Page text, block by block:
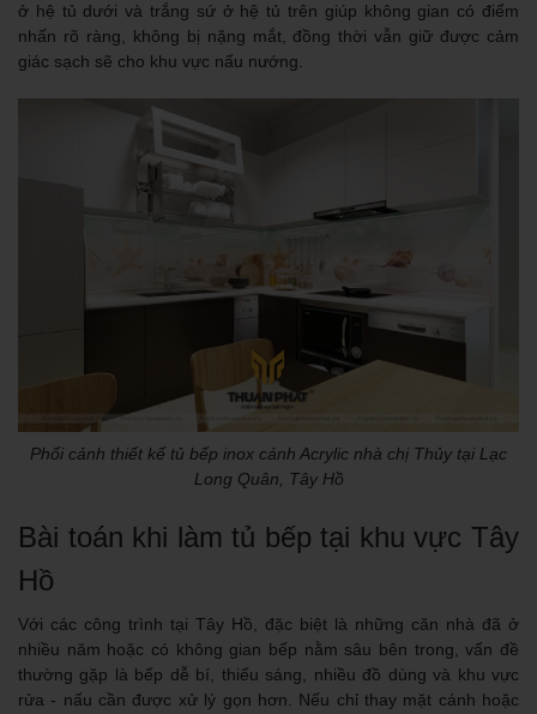
ở hệ tủ dưới và trắng sứ ở hệ tủ trên giúp không gian có điểm
nhấn rõ ràng, không bị nặng mắt, đồng thời vẫn giữ được cảm
giác sạch sẽ cho khu vực nấu nướng.
Phối cảnh thiết kế tủ bếp inox cánh Acrylic nhà chị Thủy tại Lạc
Long Quân, Tây Hồ
Bài toán khi làm tủ bếp tại khu vực Tây
Hồ
Với các công trình tại Tây Hồ, đặc biệt là những căn nhà đã ở
nhiều năm hoặc có không gian bếp nằm sâu bên trong, vấn đề
thường gặp là bếp dễ bí, thiếu sáng, nhiều đồ dùng và khu vực
rửa - nấu cần được xử lý gọn hơn. Nếu chỉ thay mặt cánh hoặc